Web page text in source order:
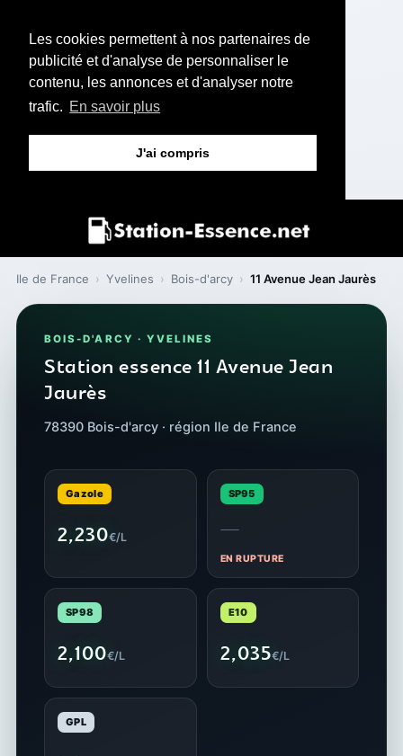
Les cookies permettent à nos partenaires de
publicité et d'analyse de personnaliser le
contenu, les annonces et d'analyser notre
trafic. En savoir plus
J'ai compris
Ile de France › Yvelines › Bois-d'arcy › 11 Avenue Jean Jaurès
BOIS-D'ARCY · YVELINES
Station essence 11 Avenue Jean
Jaurès
78390 Bois-d'arcy · région Ile de France
Gazole
2,230€/L
SP95
—
EN RUPTURE
SP98
2,100€/L
E10
2,035€/L
GPL